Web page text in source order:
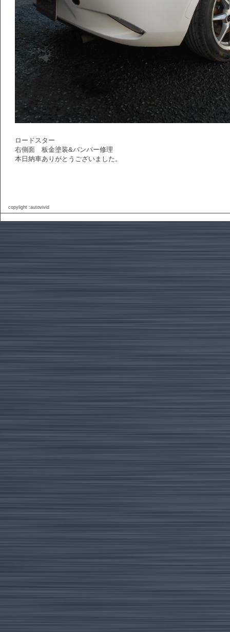
ロードスター
右側面 板金塗装&バンパー修理
本日納車ありがとうございました。
copylight :autovivid